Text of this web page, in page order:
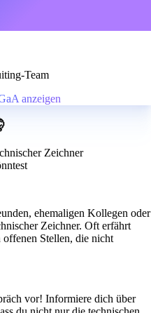
Team
anzeigen
Zeichner
ehemaligen Kollegen oder
Zeichner. Oft erfährt
Stellen, die nicht
vor! Informiere dich über